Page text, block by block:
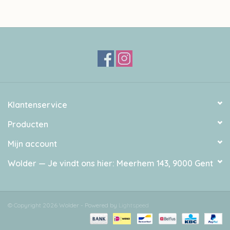
Deze wol wordt artisanaal verwerkt, hierdoor kan een verschil
Klantenservice
Producten
Mijn account
Wolder — Je vindt ons hier: Meerhem 143, 9000 Gent
© Copyright 2026 Wolder - Powered by Lightspeed